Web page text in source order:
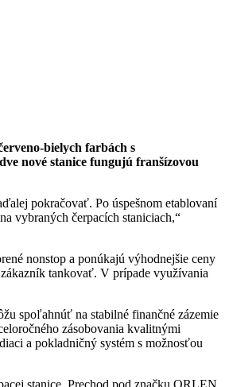
bielych farbách s
nové stanice fungujú franšízovou
pokračovať. Po úspešnom etablovaní
vybraných čerpacích staniciach,“
nonstop a ponúkajú výhodnejšie ceny
tankovať. V prípade využívania
spoľahnúť na stabilné finančné zázemie
zásobovania kvalitnými
a pokladničný systém s možnosťou
stanice. Prechod pod značku ORLEN